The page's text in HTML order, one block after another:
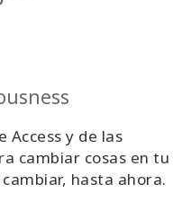
Access y de las
cambiar cosas en tu
hasta ahora.